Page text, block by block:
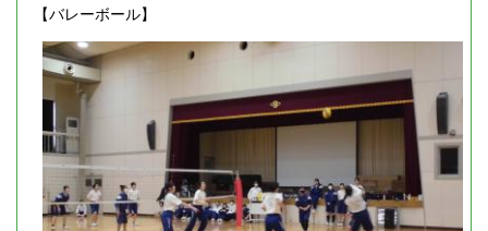
【バレーボール】